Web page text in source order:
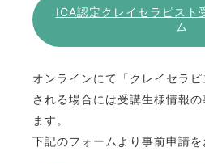
ICA認定クレイセラピスト
ム
オンラインにて「クレイセラ
される場合には受講生様情報
ます。
下記のフォームより事前申請を